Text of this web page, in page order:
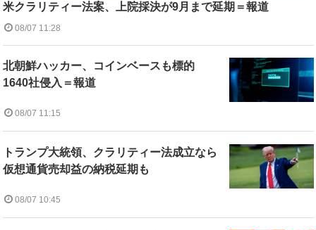
米クラリティー法案、上院採決が9月まで延期＝報道
08/07 11:28
北朝鮮ハッカー、コインベースも標的
1640社侵入＝報道
08/07 11:15
トランプ大統領、クラリティー法成立なら
仮想通貨売却益の納税延期も
08/07 10:45